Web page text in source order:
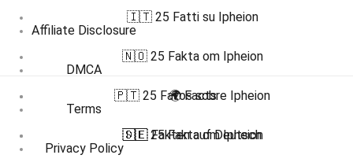
Affiliate Disclosure
DMCA
Terms
Privacy Policy
🇮🇹 25 Fatti su Ipheion
🇳🇴 25 Fakta om Ipheion
🇵🇹 25 Fatos sobre Ipheion
🇸🇪 25 Fakta om Ipheion
🌍 Facts
🇩🇪 Fakten auf Deutsch